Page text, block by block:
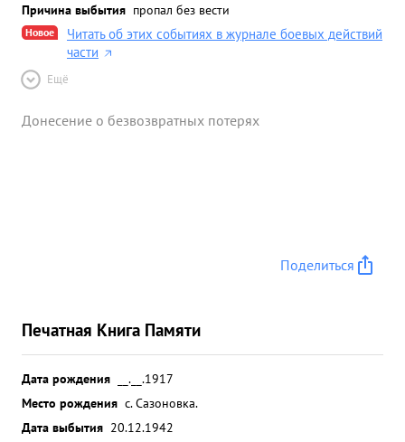
Причина выбытия пропал без вести
Новое
Читать об этих событиях в журнале боевых действий
части
Ещё
Донесение о безвозвратных потерях
Поделиться
Печатная Книга Памяти
Дата рождения
__.__.1917
Место рождения с. Сазоновка.
Дата выбытия 20.12.1942